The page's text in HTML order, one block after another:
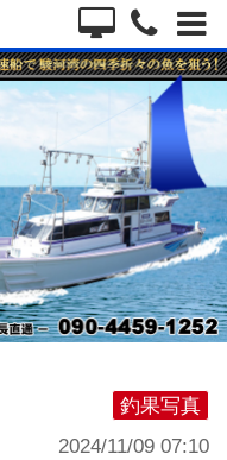
釣果写真
2024/11/09 07:10